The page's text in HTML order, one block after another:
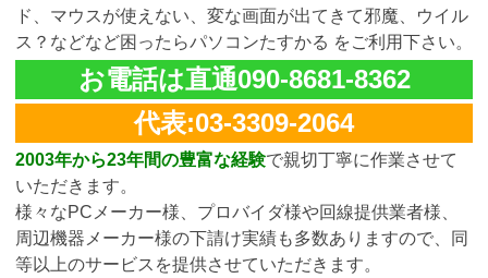
ド、マウスが使えない、変な画面が出てきて邪魔、ウイル
ス？などなど困ったらパソコンたすかる をご利用下さい。
お電話は直通090-8681-8362
代表:03-3309-2064
2003年から23年間の豊富な経験で親切丁寧に作業させて
いただきます。
様々なPCメーカー様、プロバイダ様や回線提供業者様、
周辺機器メーカー様の下請け実績も多数ありますので、同
等以上のサービスを提供させていただきます。